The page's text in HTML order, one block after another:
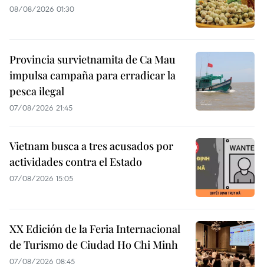
08/08/2026 01:30
Provincia survietnamita de Ca Mau
impulsa campaña para erradicar la
pesca ilegal
07/08/2026 21:45
Vietnam busca a tres acusados por
actividades contra el Estado
07/08/2026 15:05
XX Edición de la Feria Internacional
de Turismo de Ciudad Ho Chi Minh
07/08/2026 08:45